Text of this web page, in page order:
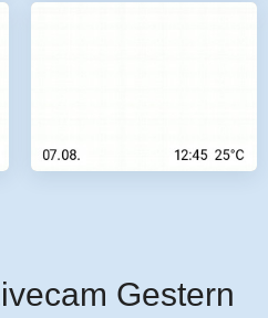
Gestern